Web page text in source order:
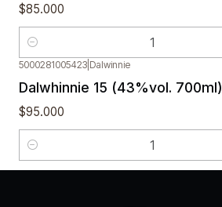
$85.000
Quantity
5000281005423 Dalwinnie
Dalwhinnie 15 (43%vol. 700ml)
$95.000
Quantity